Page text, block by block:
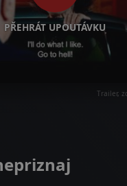
PŘEHRÁT UPOUTÁVKU
Trailer,